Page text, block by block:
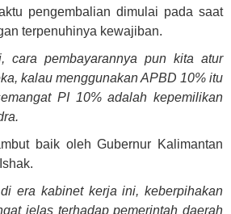
pengembalian dimulai pada saat
terpenuhinya kewajiban.
cara pembayarannya pun kita atur
kalau menggunakan APBD 10% itu
PI 10% adalah kepemilikan
baik oleh Gubernur Kalimantan
era kabinet kerja ini, keberpihakan
jelas terhadap pemerintah daerah